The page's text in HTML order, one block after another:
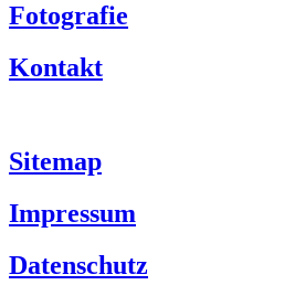
Fotografie
Kontakt
Sitemap
Impressum
Datenschutz